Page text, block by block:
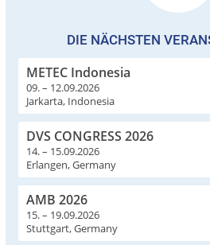
DIE NÄCHSTEN
METEC Indonesia
09. – 12.09.2026
Jarkarta, Indonesia
DVS CONGRESS 2026
14. – 15.09.2026
Erlangen, Germany
AMB 2026
15. – 19.09.2026
Stuttgart, Germany